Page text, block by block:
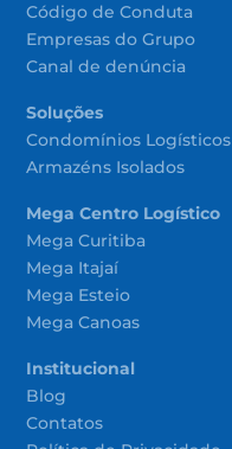
Código de Conduta
Empresas do Grupo
Canal de denúncia
Soluções
Condomínios Logísticos
Armazéns Isolados
Mega Centro Logístico
Mega Curitiba
Mega Itajaí
Mega Esteio
Mega Canoas
Institucional
Blog
Contatos